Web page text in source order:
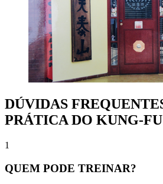
DÚVIDAS
PRÁTICA DO KUNG-FU
1
QUEM PODE TREINAR?